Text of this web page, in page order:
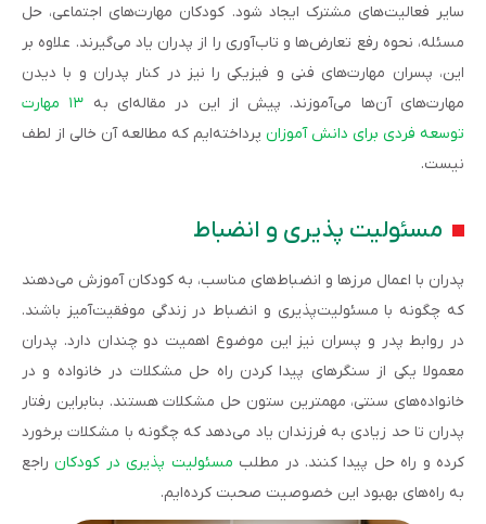
سایر فعالیت‌های مشترک ایجاد شود. کودکان مهارت‌های اجتماعی، حل
مسئله، نحوه رفع تعارض‌ها و تاب‌آوری را از پدران یاد می‌گیرند. علاوه بر
این، پسران مهارت‌های فنی و فیزیکی را نیز در کنار پدران و با دیدن
مهارت‌های آن‌ها می‌آموزند. پیش از این در مقاله‌ای به
۱۳ مهارت
توسعه فردی برای دانش آموزان پرداخته‌ایم که مطالعه آن خالی از لطف
نیست.
مسئولیت پذیری و انضباط
پدران با اعمال مرزها و انضباط‌های مناسب، به کودکان آموزش می‌دهند
که چگونه با مسئولیت‌پذیری و انضباط در زندگی موفقیت‌آمیز باشند.
در روابط پدر و پسران نیز این موضوع اهمیت دو چندان دارد. پدران
معمولا یکی از سنگرهای پیدا کردن راه حل مشکلات در خانواده و در
خانواده‌های سنتی، مهمترین ستون حل مشکلات هستند. بنابراین رفتار
پدران تا حد زیادی به فرزندان یاد می‌دهد که چگونه با مشکلات برخورد
کرده و راه حل پیدا کنند. در مطلب مسئولیت پذیری در کودکان راجع
به راه‌های بهبود این خصوصیت صحبت کرده‌ایم.